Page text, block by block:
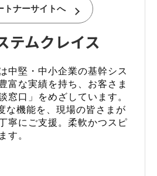
トナーサイトへ
テムクレイス
中堅・中小企業の基幹シス
富な実績を持ち、お客さま
窓口」をめざしています。
な機能を、現場の皆さまが
寧にご支援。柔軟かつスピ
す。